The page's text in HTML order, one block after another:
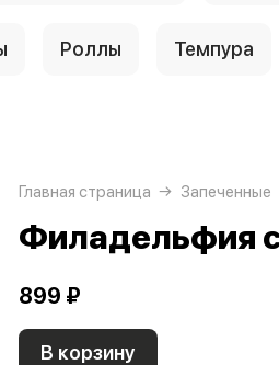
Роллы Темпура
Главная страница Запеченные
Филадельфия
899 ₽
В корзину